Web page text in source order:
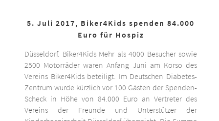
5. Juli 2017, Biker4Kids spenden 84.000
Euro für Hospiz
Düsseldorf. Biker4Kids Mehr als 4000 Besucher sowie
2500 Motorräder waren Anfang Juni am Korso des
Vereins Biker4Kids beteiligt. Im Deutschen Diabetes-
Zentrum wurde kürzlich vor 100 Gästen der Spenden-
Scheck in Höhe von 84.000 Euro an Vertreter des
Vereins der Freunde und Unterstützer der